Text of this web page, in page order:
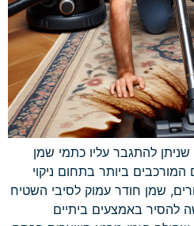
להתגבר עליו כתמי שמן
ביותר בתחום ניקוי
שמן חודר עמוק לסיבי השטיח
להסיר באמצעים ביתיים